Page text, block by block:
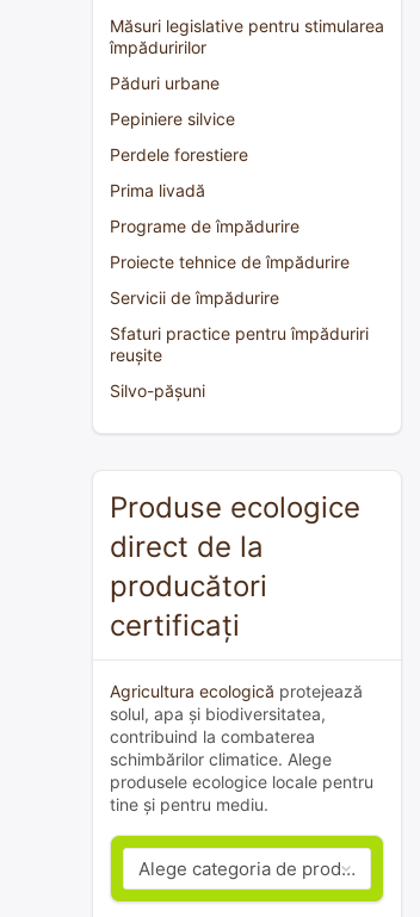
Măsuri legislative pentru stimularea
împăduririlor
Păduri urbane
Pepiniere silvice
Perdele forestiere
Prima livadă
Programe de împădurire
Proiecte tehnice de împădurire
Servicii de împădurire
Sfaturi practice pentru împăduriri
reușite
Silvo-pășuni
Produse ecologice
direct de la
producători
certificați
Agricultura ecologică protejează
solul, apa și biodiversitatea,
contribuind la combaterea
schimbărilor climatice. Alege
produsele ecologice locale pentru
tine și pentru mediu.